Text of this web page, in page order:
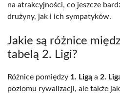
na atrakcyjności, co jeszcze
drużyny, jak i ich sympatyków.
Jakie są różnice
tabelą 2. Ligi?
Różnice pomiędzy 1. Ligą a 2.
poziomu rywalizacji, ale także